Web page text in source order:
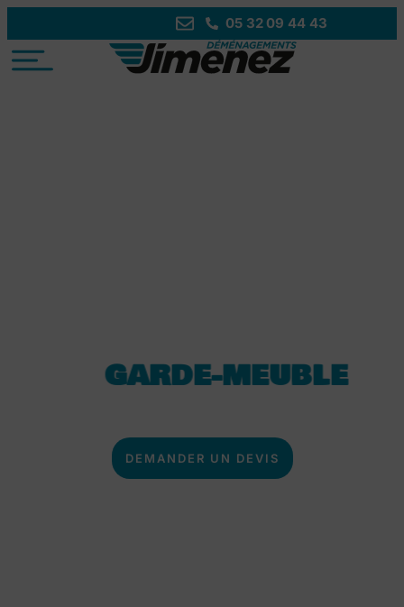
05 32 09 44 43
GARDE-MEUBLE
DEMANDER UN DEVIS